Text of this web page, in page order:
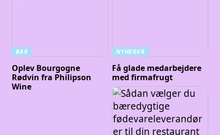
BAR
Oplev Bourgogne
Rødvin fra Philipson
Wine
NYHEDER
Få glade medarbejdere
med firmafrugt